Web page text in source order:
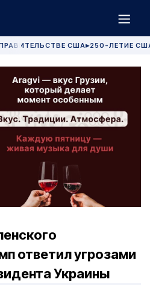
США▶250-ЛЕТИЕ
ответил угрозами
Украины